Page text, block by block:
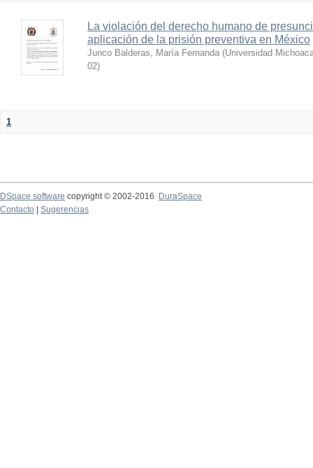
La violación del derecho humano de
aplicación de la prisión preventiva en México
Junco Balderas, María Fernanda (Universidad
02)
1
DSpace software copyright © 2002-2016
DuraSpace
Contacto
Sugerencias